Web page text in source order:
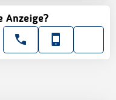
Anzeige?